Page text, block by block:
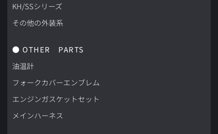
KH/SSシリーズ
その他の外装系
● OTHER　PARTS
油温計
フォークカバーエンブレム
エンジンガスケットセット
メインハーネス